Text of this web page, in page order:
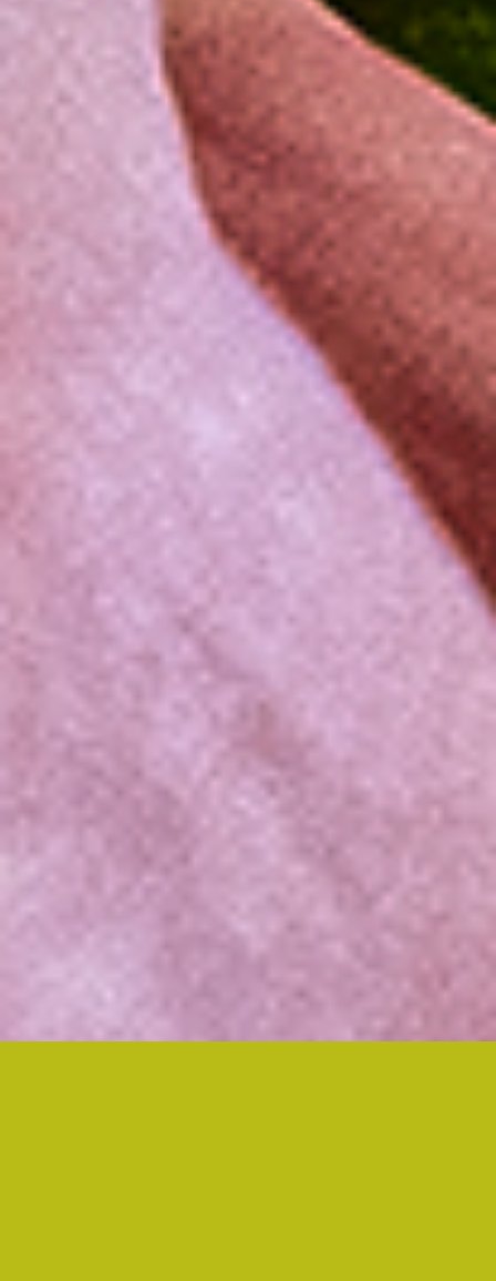
Bij leven alles regelen
Steeds meer mensen willen vooraf bij leven
alles al een keer hebben doorgesproken en
geregeld. Dit is uiteindelijk voor de
nabestaanden erg fijn zodat ze weten dat dit
de keuze is geweest van de overledene. Wij
kunnen in een vrijblijvend gesprek alles rustig
met u doorspreken en u een goed beeld geven
Vraag een wensenboekje aan